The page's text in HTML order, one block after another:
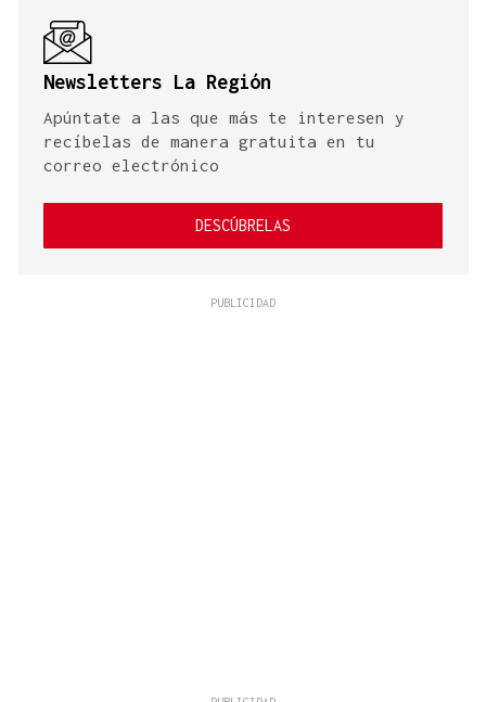
Newsletters La Región
Apúntate a las que más te interesen y
recíbelas de manera gratuita en tu
correo electrónico
DESCÚBRELAS